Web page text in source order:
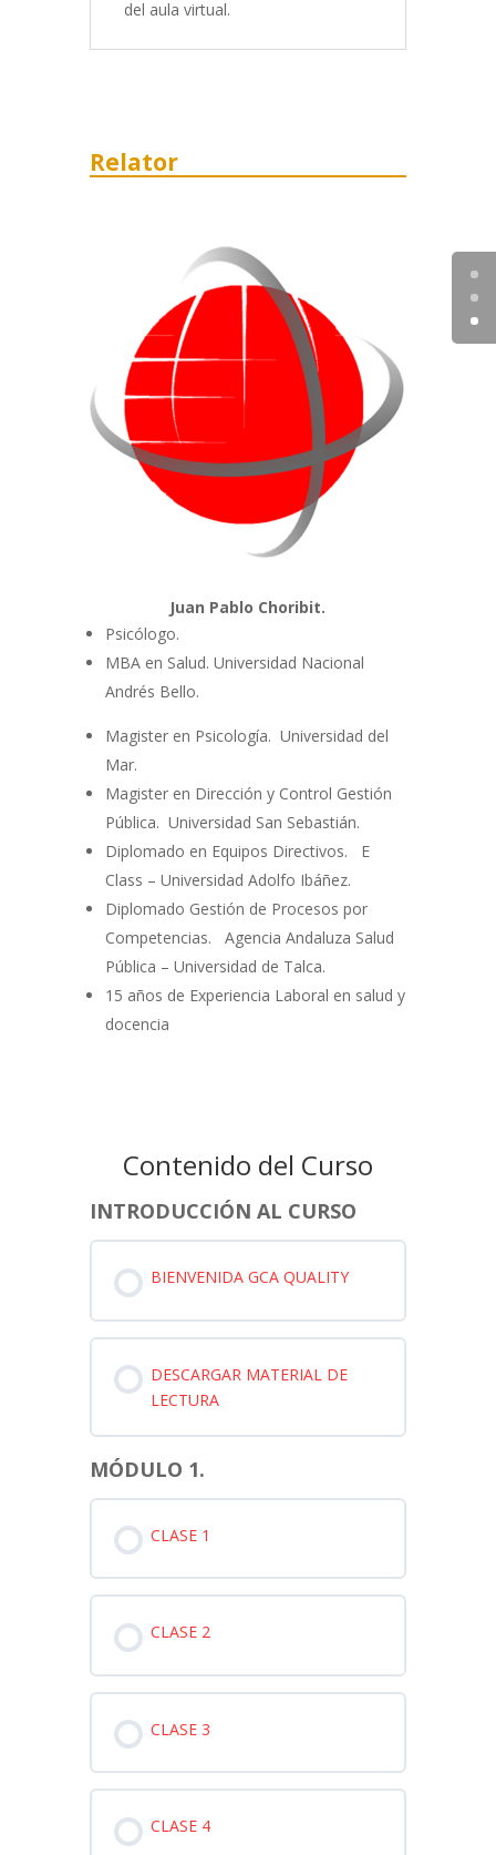
del aula virtual.
Relator
Juan Pablo Choribit.
Psicólogo.
MBA en Salud. Universidad Nacional
Andrés Bello.
Magister en Psicología. Universidad del
Mar.
Magister en Dirección y Control Gestión
Pública. Universidad San Sebastián.
Diplomado en Equipos Directivos. E
Class – Universidad Adolfo Ibáñez.
Diplomado Gestión de Procesos por
Competencias. Agencia Andaluza Salud
Pública – Universidad de Talca.
15 años de Experiencia Laboral en salud y
docencia
Contenido del Curso
INTRODUCCIÓN AL CURSO
BIENVENIDA GCA QUALITY
DESCARGAR MATERIAL DE
LECTURA
MÓDULO 1.
CLASE 1
CLASE 2
CLASE 3
CLASE 4